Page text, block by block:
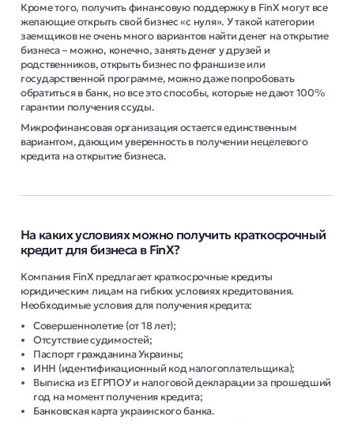
Кроме того, получить финансовую поддержку в FinX могут все
желающие открыть свой бизнес «с нуля». У такой категории
заемщиков не очень много вариантов найти денег на открытие
бизнеса – можно, конечно, занять денег у друзей и
родственников, открыть бизнес по франшизе или
государственной программе, можно даже попробовать
обратиться в банк, но все это способы, которые не дают 100%
гарантии получения ссуды.
Микрофинансовая организация остается единственным
вариантом, дающим уверенность в получении нецелевого
кредита на открытие бизнеса.
На каких условиях можно получить краткосрочный
кредит для бизнеса в FinX?
Компания FinX предлагает краткосрочные кредиты
юридическим лицам на гибких условиях кредитования.
Необходимые условия для получения кредита:
Совершеннолетие (от 18 лет);
Отсутствие судимостей;
Паспорт гражданина Украины;
ИНН (идентификационный код налогоплательщика);
Выписка из ЕГРПОУ и налоговой декларации за прошедший
год на момент получения кредита;
Банковская карта украинского банка.